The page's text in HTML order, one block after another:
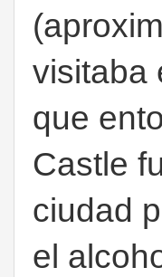
visitaba
que
Castle
ciudad
el